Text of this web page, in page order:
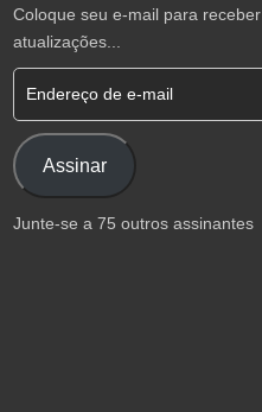
Coloque seu e-mail para receber
atualizações...
Assinar
Junte-se a 75 outros assinantes